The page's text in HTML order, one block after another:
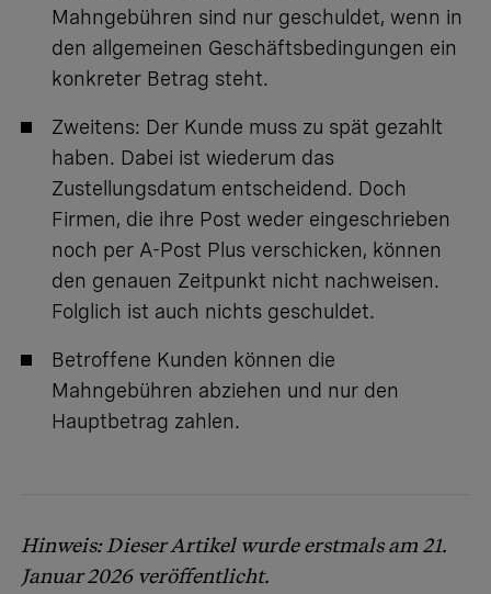
Mahngebühren sind nur geschuldet, wenn in
den allgemeinen Geschäftsbedingungen ein
konkreter Betrag steht.
Zweitens: Der Kunde muss zu spät gezahlt
haben. Dabei ist wiederum das
Zustellungsdatum entscheidend. Doch
Firmen, die ihre Post weder eingeschrieben
noch per A-Post Plus verschicken, können
den genauen Zeitpunkt nicht nachweisen.
Folglich ist auch nichts geschuldet.
Betroffene Kunden können die
Mahngebühren abziehen und nur den
Hauptbetrag zahlen.
Hinweis: Dieser Artikel wurde erstmals am 21.
Januar 2026 veröffentlicht.